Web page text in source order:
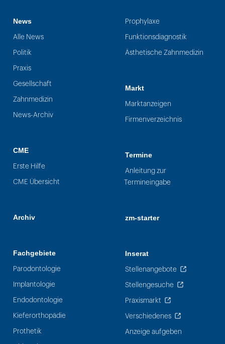
News
Alle News
Politik
Praxis
Gesellschaft
Zahnmedizin
News-Archiv
CME
Erste Hilfe
CME Übersicht
Archiv
Fachgebiete
Parodontologie
Implantologie
Endodontologie
Kieferorthopädie
Prothetik
Prophylaxe
Funktionsdiagnostik
Ästhetische Zahnmedizin
Markt
Marktanzeigen
Firmenverzeichnis
Termine
Anleitung zur
Termineingabe
zm-starter
Inserat
Stellenangebote
Stellengesuche
Praxismarkt
Verschiedenes
Anzeige aufgeben